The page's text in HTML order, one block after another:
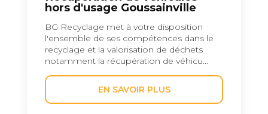
hors d'usage Goussainville
BG Recyclage met à votre disposition
l'ensemble de ses compétences dans le
recyclage et la valorisation de déchets
notamment la récupération de véhicu...
EN SAVOIR PLUS